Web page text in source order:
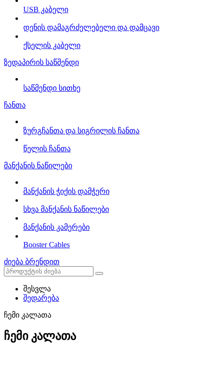
USB კაბელი
დენის დამაგრძელებელი და დამცავი
ქსელის კაბელი
ზედაპირის საწმენდი
საწმენდი სითხე
ჩანთა
ზურგჩანთა და სიგრილის ჩანთა
წელის ჩანთა
მანქანის ნაწილები
მანქანის ჭიქის დამჭერი
სხვა მანქანის ნაწილები
მანქანის კამერები
Booster Cables
ძიება ბრენდით
შესვლა
შედარება
ჩემი კალათა
ჩემი კალათა